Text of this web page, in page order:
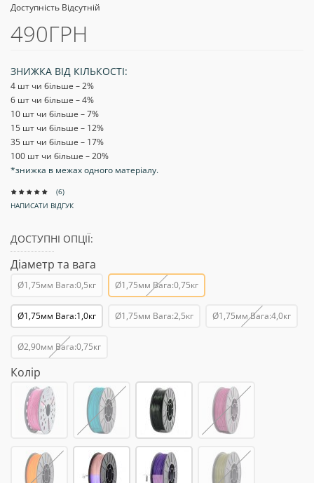
Доступність Відсутній
490ГРН
ЗНИЖКА ВІД КІЛЬКОСТІ:
4 шт чи більше – 2%
6 шт чи більше – 4%
10 шт чи більше – 7%
15 шт чи більше – 12%
35 шт чи більше – 17%
100 шт чи більше – 20%
*знижка в межах одного матеріалу.
(6)
НАПИСАТИ ВІДГУК
ДОСТУПНІ ОПЦІЇ:
Діаметр та вага
Ø1,75мм Вага:0,5кг Ø1,75мм Вага:0,75кг
Ø1,75мм Вага:1,0кг Ø1,75мм Вага:2,5кг Ø1,75мм Вага:4,0кг
Ø2,90мм Вага:0,75кг
Колір